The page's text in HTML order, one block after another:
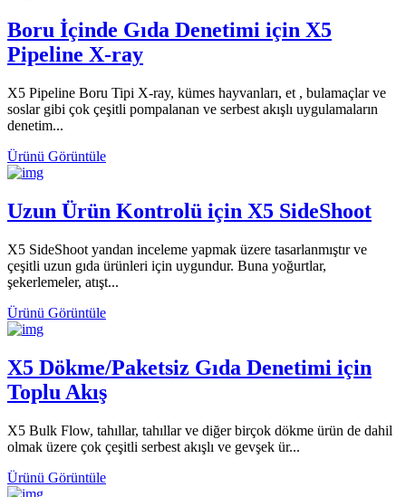
Boru İçinde Gıda Denetimi için X5
Pipeline X-ray
X5 Pipeline Boru Tipi X-ray, kümes hayvanları, et , bulamaçlar ve
soslar gibi çok çeşitli pompalanan ve serbest akışlı uygulamaların
denetim...
Ürünü Görüntüle
Uzun Ürün Kontrolü için X5 SideShoot
X5 SideShoot yandan inceleme yapmak üzere tasarlanmıştır ve
çeşitli uzun gıda ürünleri için uygundur. Buna yoğurtlar,
şekerlemeler, atışt...
Ürünü Görüntüle
X5 Dökme/Paketsiz Gıda Denetimi için
Toplu Akış
X5 Bulk Flow, tahıllar, tahıllar ve diğer birçok dökme ürün de dahil
olmak üzere çok çeşitli serbest akışlı ve gevşek ür...
Ürünü Görüntüle